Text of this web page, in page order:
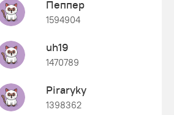
Пеппер
1594904
uh19
1470789
Piraryky
1398362